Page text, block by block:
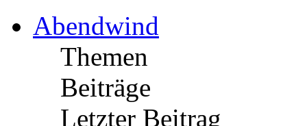
Abendwind
Themen
Beiträge
Letzter Beitrag